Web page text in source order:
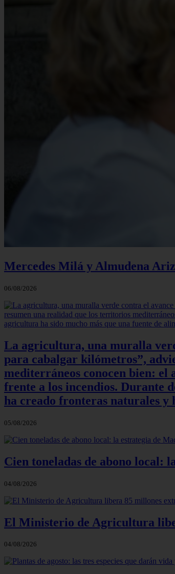
Mercedes Milá y Almudena
06/08/2026
La agricultura, una muralla
para cabalgar kilómetros”,
mediterráneos conocen bien: el
frente a los incendios. Durante
ha creado fronteras naturales y
05/08/2026
Cien toneladas de abono local:
04/08/2026
El Ministerio de Agricultura
04/08/2026